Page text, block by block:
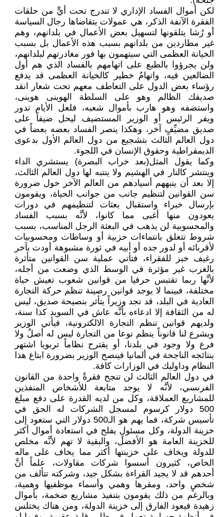
لكن أموال الفساد الإداري لا تندرج تحت أيٍّ من حلقات
الفقرة الآنفة الذكر، هي عمولات يتقاضاها رجال السياسة
أو رُشا يتلقونها لتسهيل بعض الأعمال في بلدانهم، وهم
غير مطاردين من بلدانهم بسبب هذه الأعمال بل بسبب
الخيانة العظمى التي سيتهمون بها فور مغادرتهم لبلدانهم،
ولن يجرؤوا بالطبع على اتهامهم بالفساد الذي هم أول
الضالعين فيه، واتهامٌ خطير كالخيانة العظمى قد يدفع
رؤساء بعض الدول على التعاطف معهم تحت شعار انقد
صديقك الظالم وهو على السلطة الهوينى هوينى،
واستضفه وهو هارب بأموال شعبه، فلعل الأيام تدور
ويفر الرئيس أو الوزير المستضيف ليحل ضيفاً على
صديق مضيِّفٍ آخر، وهكذا ينصر الفساد بعضه بعضاً في
دول العالم الثالث بتشجيع من دول العالم الأول بدعوى
الديمقراطية وحقوق الإنسان في اللجوء.
وكما يقول المثل(بعد خراب البصرة) يستشري الداء
وينتشر كالنار في الهشيم ولا ينتبه لها دول العالم الثالث،
إلا بعد أن ينبههم أسيادهم من العالم الآخر حول ضرورة
سن القوانين لتنظيم جانب من جوانب الحياة، ويقومون
بإرسال خبراء واستقبال بعثات لتنظيمهم في دورات
يعودون منها أغبى مما كانوا، لأنَّه بسبب الفساد
والمحسوبية لن يذهب في البعثة الرجل المناسب، بسبب
شروط تتعلق بانتماءات حزبية أو وساطات ومحسوبيات
لأقربائه أو لدور جده أو أبيه في ثورة مشبوهة أودت بآخر
رغيف خبز للفقراء، فتأتي عملية سن القوانين متأثرة
بالغرب غير مؤثرة في الوسط الذي وضعت من أجله،
لأنَّها ربما تقتبس حرفيا من قوانين شعوب تعيش حياة
مختلفة، فبينما لا يوجد قوانين رصينة تنظم حركة التجارة
العادية في البلد، قد تجد وزيراً يتأثر بنصيحة صديق، ليس
له من الثقافة إلا ادعاءه بأنَّه عاش في السويد كذا سنة،
ولديهم قوانين تنظم التجارة الالكترونية، فيأتي الوزير
ويشرع لنا قانوناً ينظم نوعا من التجارة ليس له أصلٌ ولا
فرع ولا وجود في بلدنا، أو يقترح نظاماً تربويا اشتهر
بنتائجه الناجحة في ألمانيا فينصح الوزير بضرورة ابتاع هذا
النظام وداوليك في الوزارات كافة.
في دول العالم الثالث لن تنجح فقرةٌ واحدة من القانون
الفرنسي، لأنَّه لا يوجد متابعة للأشخاص المنفذين
للمشاريع العملاقة، وكل من لديه القدرة على دفع مبلغ
500 دولار كرسوم لمسجل الشركات له الحق في
تأسيس شركة، فما يهم هو الـ500 دولار التي ستعود إلى
خزينة الدولة، وكل مسئولٍ يفلح في استعادة أموال أكثر
للخزينة العامة هو الأفضل، والبقية لا تهم لأنَّه مخلص
للدولة ويخاف على خزينتها أكثر مما يخاف على ماله
الخاص، كثيرون أسسوا شركات مقاولات، علماً أنَّ
أحدهم قد لا يجيد القراءة بشكل جيد، وشركته تتألف من
شخصٍ واحد، ومقرها وهمي وأسماء موظفيها وهمية،
وبالرغم من ذلك يقومون بتنفيذ مشاريع ضخمة، بأموال
زهيدة فيعود الفارق إلى خزينة الدولة، ومن هناك يختلس